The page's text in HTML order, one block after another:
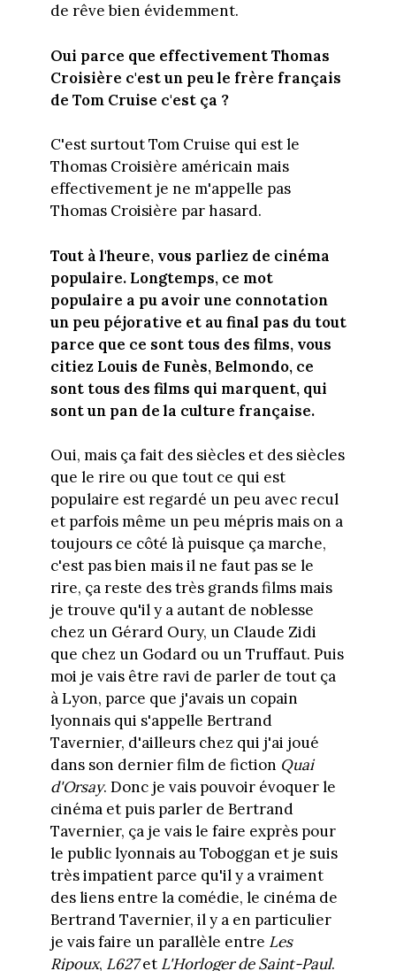
de rêve bien évidemment.
Oui parce que effectivement Thomas
Croisière c'est un peu le frère français
de Tom Cruise c'est ça ?
C'est surtout Tom Cruise qui est le
Thomas Croisière américain mais
effectivement je ne m'appelle pas
Thomas Croisière par hasard.
Tout à l'heure, vous parliez de cinéma
populaire. Longtemps, ce mot
populaire a pu avoir une connotation
un peu péjorative et au final pas du tout
parce que ce sont tous des films, vous
citiez Louis de Funès, Belmondo, ce
sont tous des films qui marquent, qui
sont un pan de la culture française.
Oui, mais ça fait des siècles et des siècles
que le rire ou que tout ce qui est
populaire est regardé un peu avec recul
et parfois même un peu mépris mais on a
toujours ce côté là puisque ça marche,
c'est pas bien mais il ne faut pas se le
rire, ça reste des très grands films mais
je trouve qu'il y a autant de noblesse
chez un Gérard Oury, un Claude Zidi
que chez un Godard ou un Truffaut. Puis
moi je vais être ravi de parler de tout ça
à Lyon, parce que j'avais un copain
lyonnais qui s'appelle Bertrand
Tavernier, d'ailleurs chez qui j'ai joué
dans son dernier film de fiction Quai
d'Orsay. Donc je vais pouvoir évoquer le
cinéma et puis parler de Bertrand
Tavernier, ça je vais le faire exprès pour
le public lyonnais au Toboggan et je suis
très impatient parce qu'il y a vraiment
des liens entre la comédie, le cinéma de
Bertrand Tavernier, il y a en particulier
je vais faire un parallèle entre Les
Ripoux, L627et L'Horloger de Saint-Paul.